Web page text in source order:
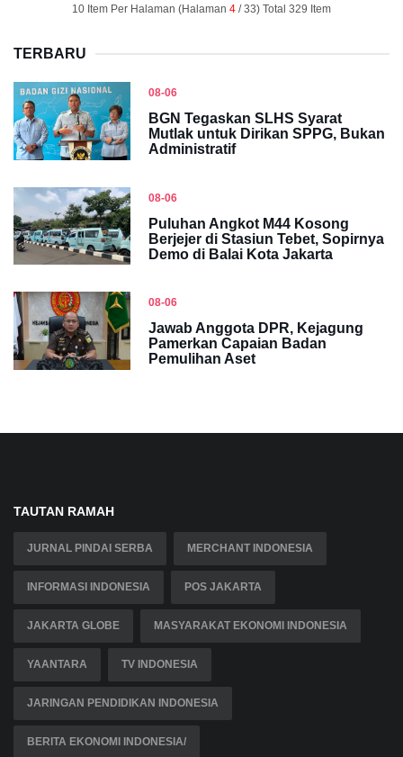
10 Item Per Halaman (Halaman 4 / 33) Total 329 Item
TERBARU
08-06
BGN Tegaskan SLHS Syarat
Mutlak untuk Dirikan SPPG, Bukan
Administratif
08-06
Puluhan Angkot M44 Kosong
Berjejer di Stasiun Tebet, Sopirnya
Demo di Balai Kota Jakarta
08-06
Jawab Anggota DPR, Kejagung
Pamerkan Capaian Badan
Pemulihan Aset
TAUTAN RAMAH
JURNAL PINDAI SERBA MERCHANT INDONESIA
INFORMASI INDONESIA POS JAKARTA
JAKARTA GLOBE MASYARAKAT EKONOMI INDONESIA
YAANTARA TV INDONESIA
JARINGAN PENDIDIKAN INDONESIA
BERITA EKONOMI INDONESIA/